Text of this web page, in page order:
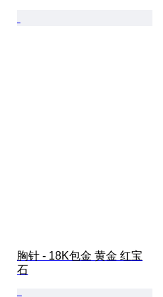
胸针 - 18K包金 黄金 红宝
石